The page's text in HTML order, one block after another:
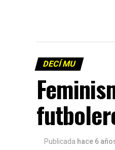
DECÍ MU
Publicada hace 6